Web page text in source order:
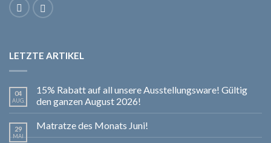
LETZTE ARTIKEL
04
AUG.
15% Rabatt auf all unsere Ausstellungsware! Gültig
den ganzen August 2026!
29
MAI
Matratze des Monats Juni!